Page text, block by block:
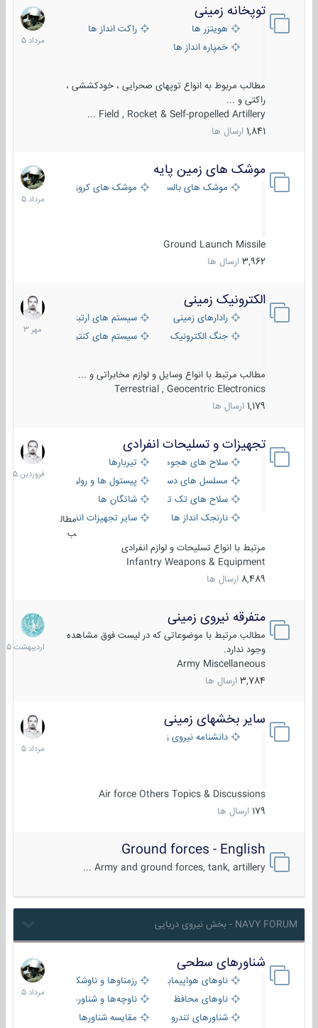
توپخانه زمینی
هویتزر ها
راکت انداز ها
خمپاره انداز ها
مطالب مربوط به انواع توپهای صحرایی ، خودکششی ،
راکتی و ...
Field , Rocket & Self-propelled Artillery ...
1,841 ارسال ها
9
مرداد
1405
موشک های زمین پایه
موشک های بالستیک موشک های کروز
Ground Launch Missile
3,962 ارسال ها
2
مرداد
1405
الکترونیک زمینی
رادارهای زمینی
سیستم های ارتباطی و جمع آوری
جنگ الکترونیک
سیستم های کنترل آتش و تجهیزات
مطالب مرتبط با انواع وسایل و لوازم مخابراتی و ...
Terrestrial , Geocentric Electronics
1,179 ارسال ها
1
مهر
1403
تجهیزات و تسلیحات انفرادی
سلاح های هجومی
تیربارها
مسلسل های دستی
پیستول ها و رولورها
سلاح های تک تیر اندازیشاتگان ها
نارنجک انداز ها
سایر تجهیزات انفرادی
مطال
ب
مرتبط با انواع تسلیحات و لوازم انفرادی
Infantry Weapons & Equipment
8,489 ارسال ها
17
فروردین
1405
متفرقه نیروی زمینی
مطالب مرتبط با موضوعاتی که در لیست فوق مشاهده
وجود ندارد.
Army Miscellaneous
3,784 ارسال ها
27
1405
سایر بخشهای زمینی
دانشنامه نیروی زمینی
Air force Others Topics & Discussions
179 ارسال ها
9
مرداد
1405
Ground forces - English
Army and ground forces, tank, artillery ...
NAVY FORUM - بخش نیروی دریایی
شناورهای سطحی
ناوهای هواپیمابر و بالگرد بررزمناوها و ناوشکن‌ها
ناوهای محافظ
ناوچه‌ها و شناورهای گشتی
شناورهای تندرو
مقایسه شناورها
2
مرداد
1405